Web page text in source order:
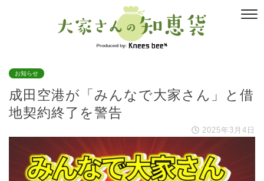
お知らせ
成田空港が「みんなで大家さん」と借
地契約終了を警告
2025年3月4日